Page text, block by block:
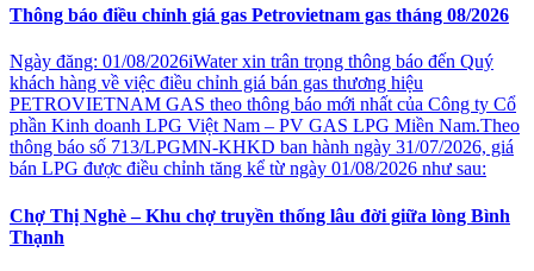
Thông báo điều chỉnh giá gas Petrovietnam gas tháng 08/2026
Ngày đăng: 01/08/2026iWater xin trân trọng thông báo đến Quý
khách hàng về việc điều chỉnh giá bán gas thương hiệu
PETROVIETNAM GAS theo thông báo mới nhất của Công ty Cổ
phần Kinh doanh LPG Việt Nam – PV GAS LPG Miền Nam.Theo
thông báo số 713/LPGMN-KHKD ban hành ngày 31/07/2026, giá
bán LPG được điều chỉnh tăng kể từ ngày 01/08/2026 như sau:
Chợ Thị Nghè – Khu chợ truyền thống lâu đời giữa lòng Bình
Thạnh